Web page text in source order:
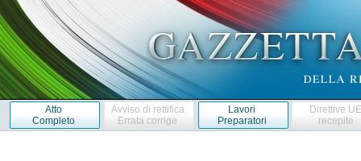
Atto
Completo
Avviso di rettifica
Errata corrige
Lavori
Preparatori
Direttive
recepite